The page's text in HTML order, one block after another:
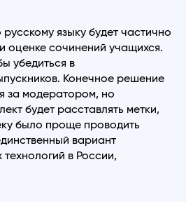
языку будет частично
оценке сочинений учащихся.
убедиться в
Конечное решение
за модератором, но
будет расставлять метки,
было проще проводить
вариант
в России,